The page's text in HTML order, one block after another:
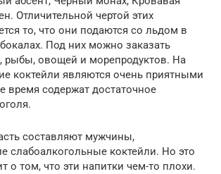
Отличительной чертой этих
то, что они подаются со льдом в
Под них можно заказать
рыбы, овощей и морепродуктов. На
коктейли являются очень приятными
время содержат достаточное
составляют мужчины,
слабоалкогольные коктейли. Но это
о том, что эти напитки чем-то плохи.